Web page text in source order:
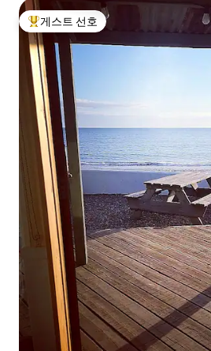
상위 게스트 선호
게스트 선호